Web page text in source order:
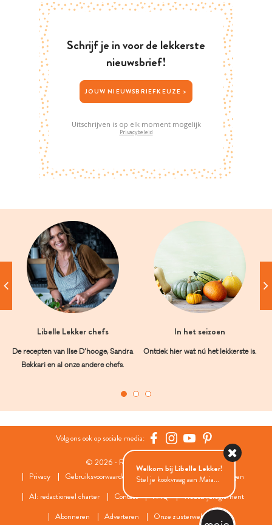
Schrijf je in voor de lekkerste
nieuwsbrief!
JOUW NIEUWSBRIEFKEUZE >
Uitschrijven is op elk moment mogelijk
Privacybeleid
Libelle Lekker chefs
De recepten van Ilse D’hooge, Sandra
Bekkari en al onze andere chefs.
In het seizoen
Ontdek hier wat nú het lekkerste is.
Volg ons ook op sociale media:
© 2026 - Roularta Media Group
Privacy
Gebruiksvoorwaarden Cookies
Cookies instellingen
AI: redactioneel charter
Contact FAQ
Wedstrijdreglement
Abonneren
Adverteren Onze zusterwebsites
Welkom bij Libelle Lekker!
Stel je kookvraag aan Maia...